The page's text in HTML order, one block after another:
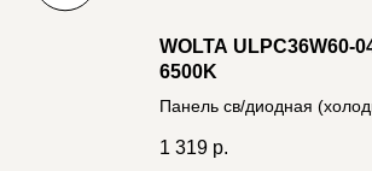
WOLTA ULPC36W60-
6500K
Панель св/диодная
универсальная
1 319 р.